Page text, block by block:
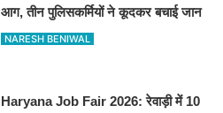
आग, तीन पुलिसकर्मियों ने कूदकर बचाई जान
NARESH BENIWAL
Haryana Job Fair 2026: रेवाड़ी में 10